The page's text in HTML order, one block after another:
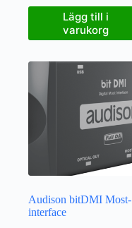
Lägg till i
varukorg
Audison bitDMI Most-
interface